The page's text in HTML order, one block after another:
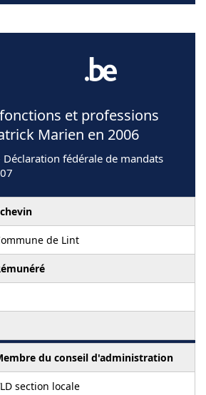
et professions
Marien en 2006
Déclaration fédérale de mandats
de Lint
du conseil d'administration
section locale